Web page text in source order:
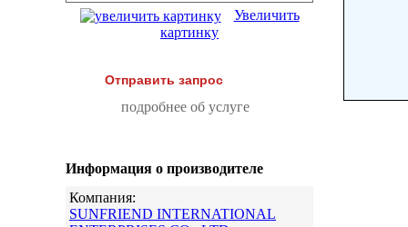
Увеличить
картинку
Отправить запрос
подробнее об услуге
Информация о производителе
Компания:
SUNFRIEND INTERNATIONAL